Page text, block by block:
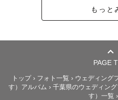
もっと
PAGE
トップ› フォト一覧 › ウェディング
す）アルバム › 千葉県のウェディン
す）一覧 ›